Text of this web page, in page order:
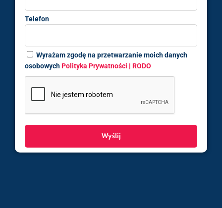
Telefon
Wyrażam zgodę na przetwarzanie moich danych
osobowychPolityka Prywatności | RODO